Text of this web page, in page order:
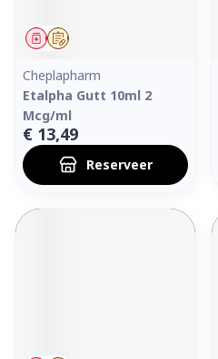
Op voorschrift
Geneesmiddel
Cheplapharm
Etalpha Gutt 10ml 2
Mcg/ml
€ 13,49
Reserveer